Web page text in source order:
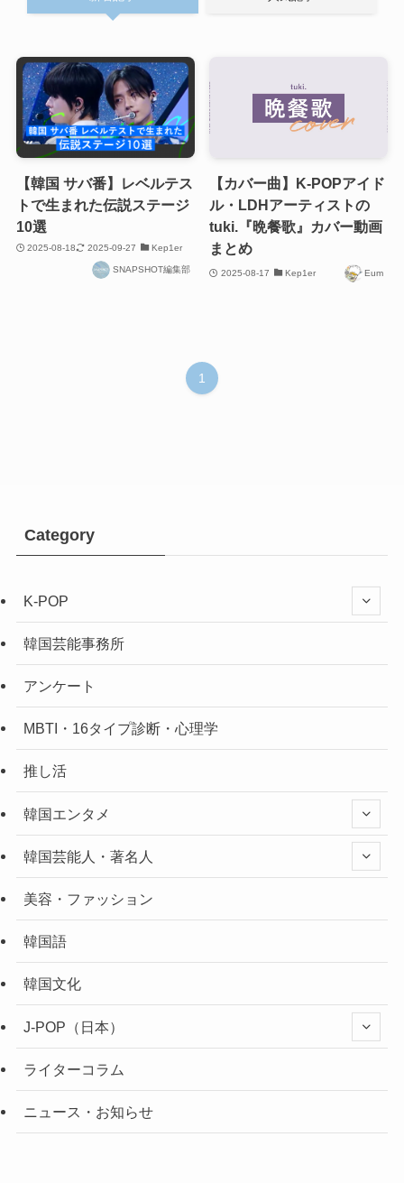
【韓国 サバ番】レベルテス
トで生まれた伝説ステージ
10選
2025-08-18 2025-09-27 Kep1er
SNAPSHOT編集部
【カバー曲】K-POPアイド
ル・LDHアーティストの
tuki.『晩餐歌』カバー動画
まとめ
2025-08-17 Kep1er Eum
1
Category
K-POP
韓国芸能事務所
アンケート
MBTI・16タイプ診断・心理学
推し活
韓国エンタメ
韓国芸能人・著名人
美容・ファッション
韓国語
韓国文化
J-POP（日本）
ライターコラム
ニュース・お知らせ